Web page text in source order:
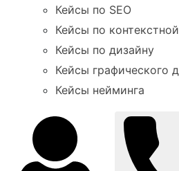
Кейсы по SEO
Кейсы по
Кейсы по дизайну
Кейсы графического
Кейсы нейминга